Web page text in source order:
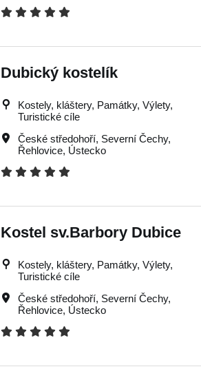
Dubický kostelík
Kostely, kláštery, Památky, Výlety,
Turistické cíle
České středohoří, Severní Čechy,
Řehlovice, Ústecko
Kostel sv.Barbory Dubice
Kostely, kláštery, Památky, Výlety,
Turistické cíle
České středohoří, Severní Čechy,
Řehlovice, Ústecko